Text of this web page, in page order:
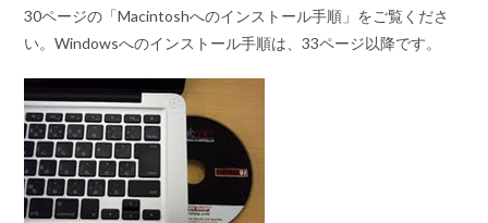
30ページの「Macintoshへのインストール手順」をご覧くださ
い。Windowsへのインストール手順は、33ページ以降です。